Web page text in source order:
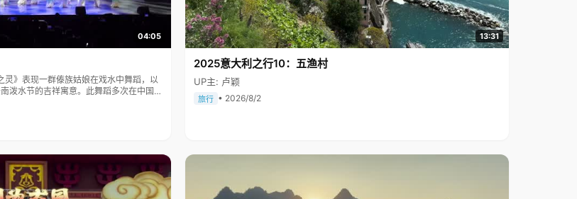
04:05
泼水节的吉祥寓意。此舞蹈多次在中国人
誉其舞美，人美，寓意美。。
13:31
2025意大利之行10：五渔村
UP主: 卢颖
旅行 • 2026/8/2